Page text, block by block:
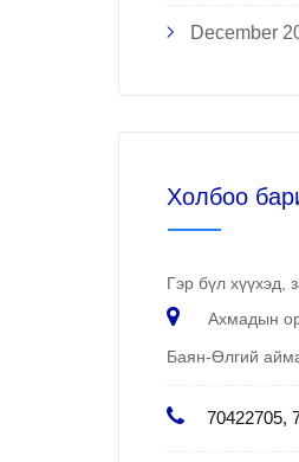
December
Холбоо
Гэр бүл хүүхэд,
Ахмадын
Баян-Өлгий
70422705,